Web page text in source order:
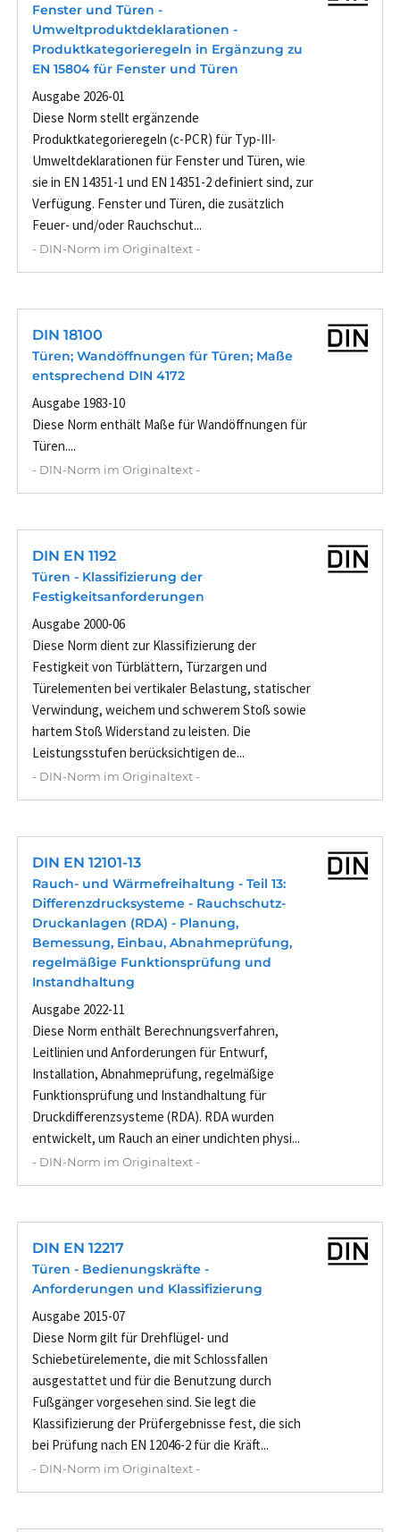
Fenster und Türen -
Umweltproduktdeklarationen -
Produktkategorieregeln in Ergänzung zu
EN 15804 für Fenster und Türen
Ausgabe 2026-01
Diese Norm stellt ergänzende
Produktkategorieregeln (c-PCR) für Typ-III-
Umweltdeklarationen für Fenster und Türen, wie
sie in EN 14351-1 und EN 14351-2 definiert sind, zur
Verfügung. Fenster und Türen, die zusätzlich
Feuer- und/oder Rauchschut...
- DIN-Norm im Originaltext -
DIN 18100
Türen; Wandöffnungen für Türen; Maße
entsprechend DIN 4172
Ausgabe 1983-10
Diese Norm enthält Maße für Wandöffnungen für
Türen....
- DIN-Norm im Originaltext -
DIN EN 1192
Türen - Klassifizierung der
Festigkeitsanforderungen
Ausgabe 2000-06
Diese Norm dient zur Klassifizierung der
Festigkeit von Türblättern, Türzargen und
Türelementen bei vertikaler Belastung, statischer
Verwindung, weichem und schwerem Stoß sowie
hartem Stoß Widerstand zu leisten. Die
Leistungsstufen berücksichtigen de...
- DIN-Norm im Originaltext -
DIN EN 12101-13
Rauch- und Wärmefreihaltung - Teil 13:
Differenzdrucksysteme - Rauchschutz-
Druckanlagen (RDA) - Planung,
Bemessung, Einbau, Abnahmeprüfung,
regelmäßige Funktionsprüfung und
Instandhaltung
Ausgabe 2022-11
Diese Norm enthält Berechnungsverfahren,
Leitlinien und Anforderungen für Entwurf,
Installation, Abnahmeprüfung, regelmäßige
Funktionsprüfung und Instandhaltung für
Druckdifferenzsysteme (RDA). RDA wurden
entwickelt, um Rauch an einer undichten physi...
- DIN-Norm im Originaltext -
DIN EN 12217
Türen - Bedienungskräfte -
Anforderungen und Klassifizierung
Ausgabe 2015-07
Diese Norm gilt für Drehflügel- und
Schiebetürelemente, die mit Schlossfallen
ausgestattet und für die Benutzung durch
Fußgänger vorgesehen sind. Sie legt die
Klassifizierung der Prüfergebnisse fest, die sich
bei Prüfung nach EN 12046-2 für die Kräft...
- DIN-Norm im Originaltext -